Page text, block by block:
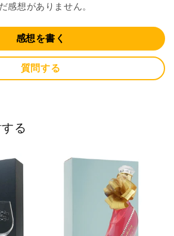
感想がありません。
感想を書く
質問する
る